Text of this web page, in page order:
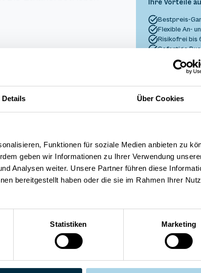
Details Über Cookies
Funktionen für soziale Medien anbieten zu
geben wir Informationen zu Ihrer Verwendung
Analysen weiter. Unsere Partner führen diese
bereitgestellt haben oder die sie im Rahmen Ihrer
Statistiken Marketing
Weiterempfehlung
Ihre Vorteile
Bestpreis-
Flexible An-
Risikofrei bis
Sofortige